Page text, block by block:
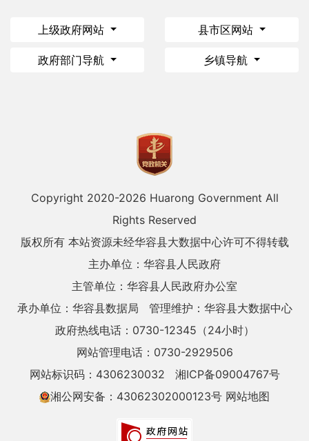
上级政府网站 县市区网站
政府部门导航 乡镇导航
Copyright 2020-2026 Huarong Government All
Rights Reserved
版权所有 本站资源未经华容县大数据中心许可不得转载
主办单位：华容县人民政府
主管单位：华容县人民政府办公室
承办单位：华容县数据局
管理维护：华容县大数据中心
政府热线电话：0730-12345（24小时）
网站管理电话：0730-2929506
网站标识码：4306230032
湘ICP备09004767号
湘公网安备：43062302000123号 网站地图